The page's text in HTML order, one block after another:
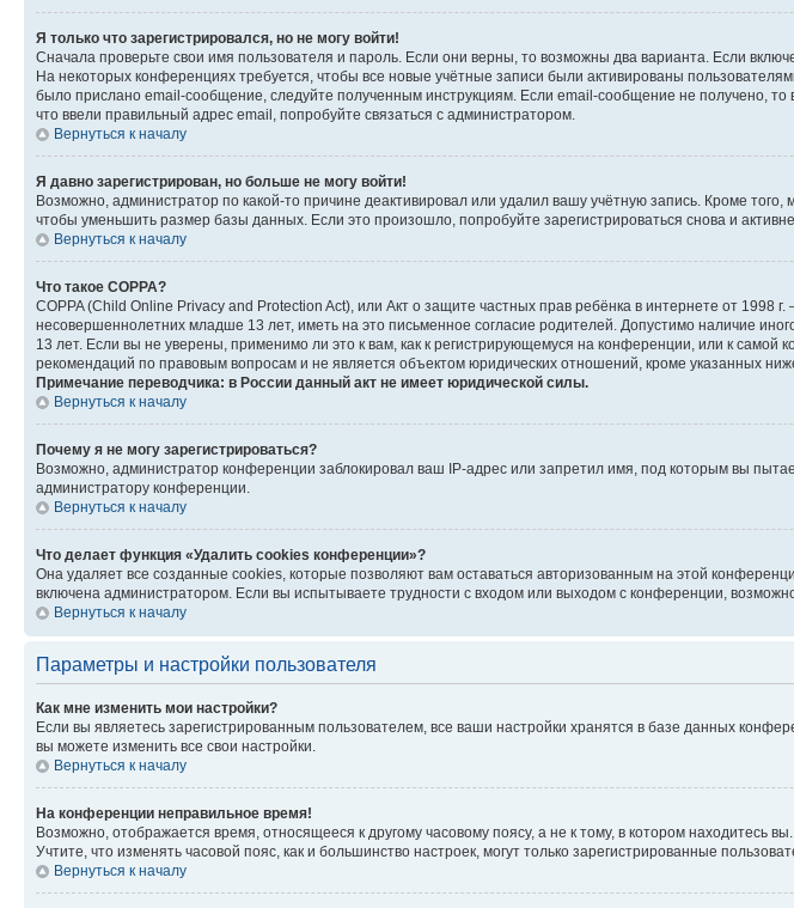
Я только что зарегистрировался, но не могу войти!
Сначала проверьте свои имя пользователя и пароль. Если они верны, то возможны два варианта. Если
На некоторых конференциях требуется, чтобы все новые учётные записи были активированы
было прислано email-сообщение, следуйте полученным инструкциям. Если email-сообщение не получено,
что ввели правильный адрес email, попробуйте связаться с администратором.
Вернуться к началу
Я давно зарегистрирован, но больше не могу войти!
Возможно, администратор по какой-то причине деактивировал или удалил вашу учётную запись. Кроме
чтобы уменьшить размер базы данных. Если это произошло, попробуйте зарегистрироваться снова и
Вернуться к началу
Что такое COPPA?
COPPA (Child Online Privacy and Protection Act), или Акт о защите частных прав ребёнка в интернете от
несовершеннолетних младше 13 лет, иметь на это письменное согласие родителей. Допустимо наличие
13 лет. Если вы не уверены, применимо ли это к вам, как к регистрирующемуся на конференции, или к
рекомендаций по правовым вопросам и не является объектом юридических отношений, кроме указанных
Примечание переводчика: в России данный акт не имеет юридической силы.
Вернуться к началу
Почему я не могу зарегистрироваться?
Возможно, администратор конференции заблокировал ваш IP-адрес или запретил имя, под которым вы
администратору конференции.
Вернуться к началу
Что делает функция «Удалить cookies конференции»?
Она удаляет все созданные cookies, которые позволяют вам оставаться авторизованным на этой
включена администратором. Если вы испытываете трудности с входом или выходом с конференции,
Вернуться к началу
Параметры и настройки пользователя
Как мне изменить мои настройки?
Если вы являетесь зарегистрированным пользователем, все ваши настройки хранятся в базе данных
вы можете изменить все свои настройки.
Вернуться к началу
На конференции неправильное время!
Возможно, отображается время, относящееся к другому часовому поясу, а не к тому, в котором находитесь
Учтите, что изменять часовой пояс, как и большинство настроек, могут только зарегистрированные
Вернуться к началу